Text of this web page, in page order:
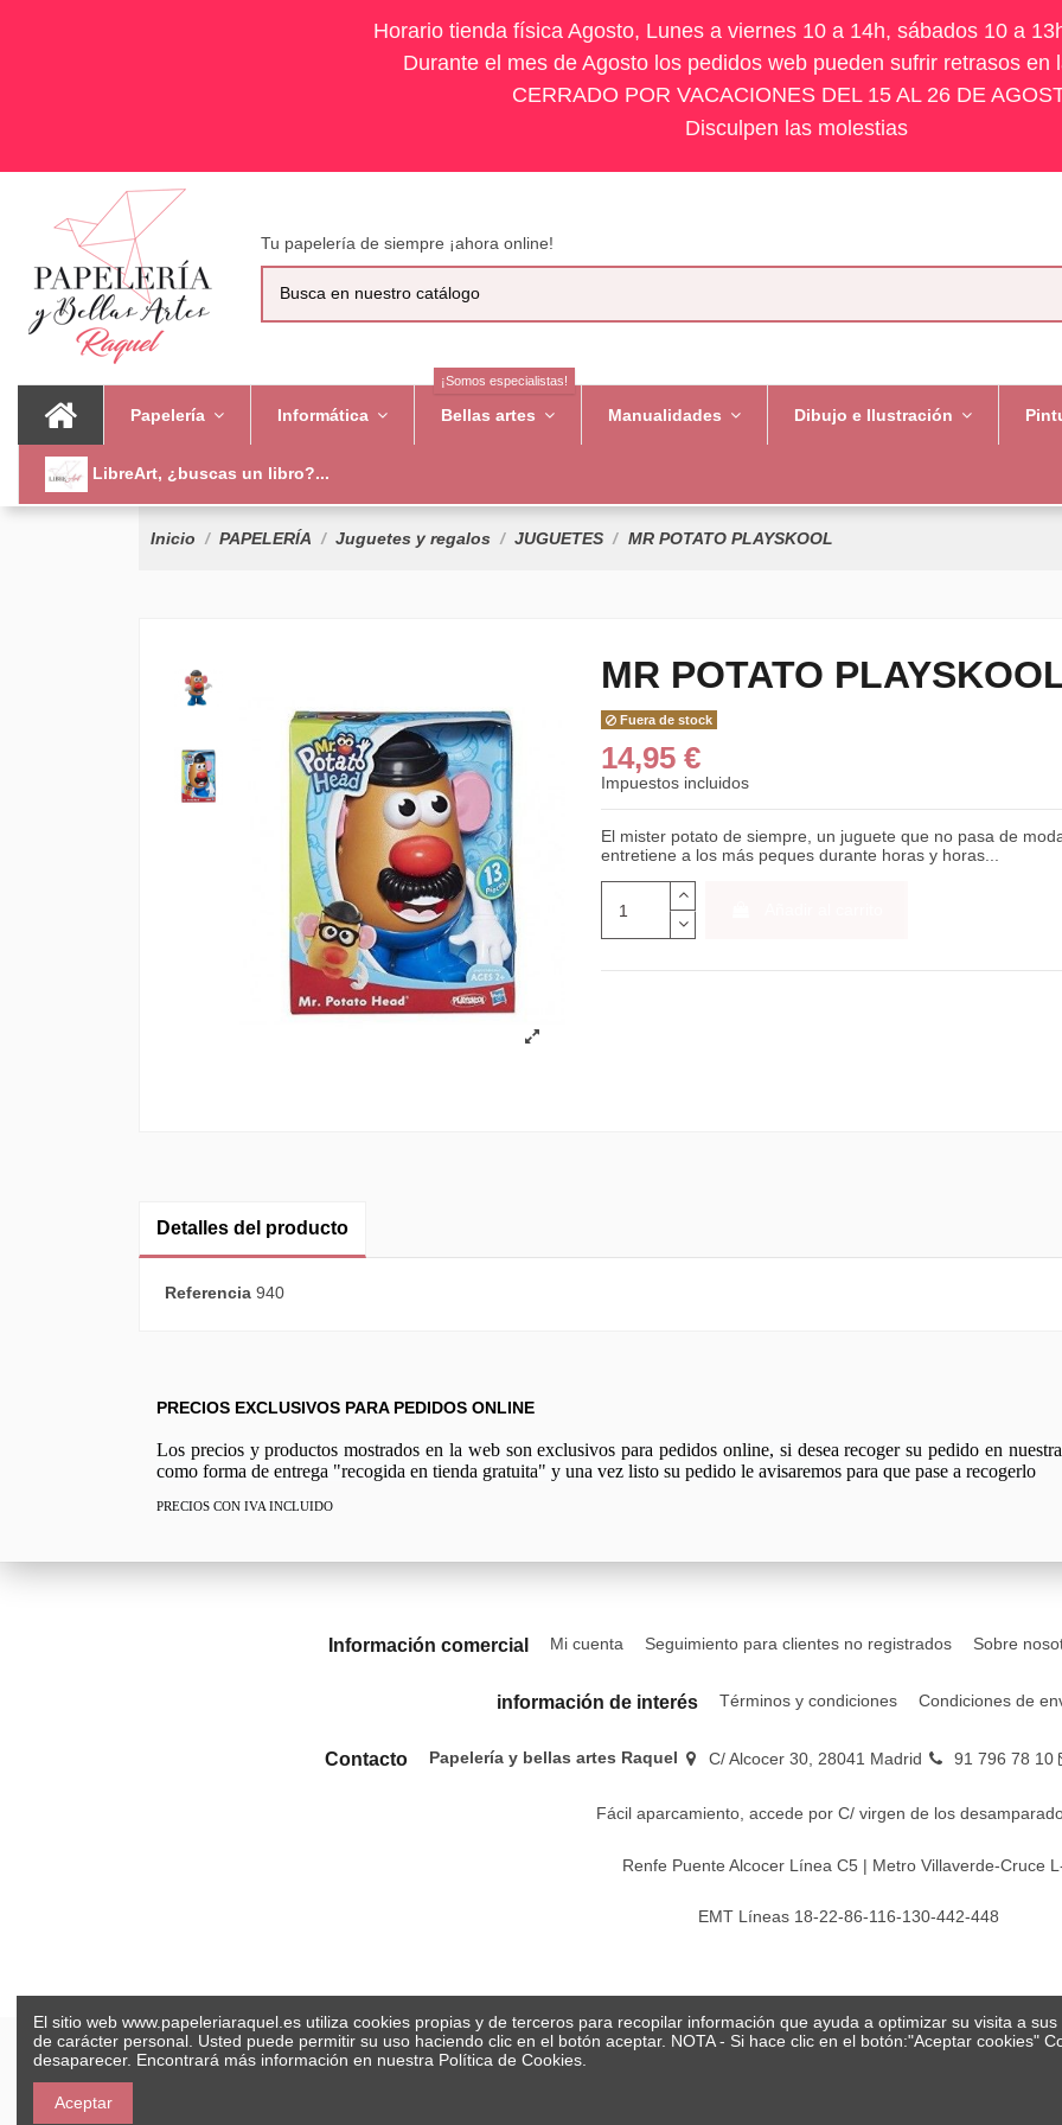
Horario tienda física Agosto, Lunes a viernes 10 a 14h, sábados 10 a
Durante el mes de Agosto los pedidos web pueden sufrir retrasos en
CERRADO POR VACACIONES DEL 15 AL 26 DE
Disculpen las molestias
Tu papelería de siempre ¡ahora online!
Papelería Informática Bellas artes
¡Somos especialistas!
Manualidades Dibujo e Ilustración
LibreArt, ¿buscas un libro?...
Inicio PAPELERÍA Juguetes y regalos JUGUETES MR POTATO PLAYSKOOL
MR POTATO
Fuera de stock
14,95 €
Impuestos incluidos
El mister potato de siempre, un juguete que no pasa de
entretiene a los más peques durante horas y horas...
Detalles del producto
Referencia 940
PRECIOS EXCLUSIVOS PARA PEDIDOS ONLINE
Los precios y productos mostrados en la web son exclusivos para pedidos online, si desea recoger su pedido en
como forma de entrega "recogida en tienda gratuita" y una vez listo su pedido le avisaremos para que pase a recogerlo
PRECIOS CON IVA INCLUIDO
Información comercial Mi cuenta Seguimiento para clientes no registrados Sobre
información de interés Términos y condiciones Condiciones de
Contacto Papelería y bellas artes Raquel C/ Alcocer 30, 28041 Madrid 91 796 78 10
Fácil aparcamiento, accede por C/ virgen de los
Renfe Puente Alcocer Línea C5 | Metro Villaverde-Cruce
EMT Líneas 18-22-86-116-130-442-448
El sitio web www.papeleriaraquel.es utiliza cookies propias y de terceros para recopilar información que ayuda a optimizar su visita a
de carácter personal. Usted puede permitir su uso haciendo clic en el botón aceptar. NOTA - Si hace clic en el botón:"Aceptar cookies"
desaparecer. Encontrará más información en nuestra Política de Cookies.
Aceptar